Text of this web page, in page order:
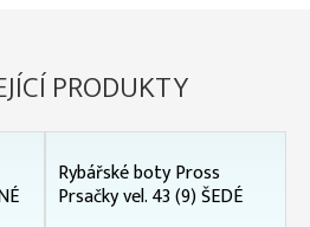
PRODUKTY
Rybářské boty Pross
Prsačky vel. 43 (9) ŠEDÉ